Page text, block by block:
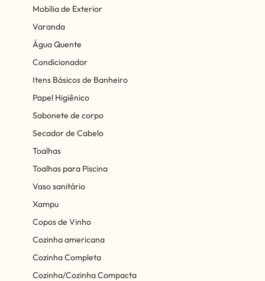
Mobília de Exterior
Varanda
Água Quente
Condicionador
Itens Básicos de Banheiro
Papel Higiênico
Sabonete de corpo
Secador de Cabelo
Toalhas
Toalhas para Piscina
Vaso sanitário
Xampu
Copos de Vinho
Cozinha americana
Cozinha Completa
Cozinha/Cozinha Compacta